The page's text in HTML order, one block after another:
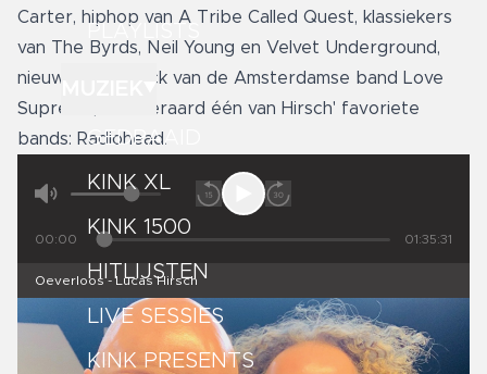
PLAYLISTS
GEDRAAID
KINK XL
KINK 1500
HITLIJSTEN
LIVE SESSIES
KINK PRESENTS
Carter, hiphop van A Tribe Called Quest, klassiekers
van The Byrds, Neil Young en Velvet Underground,
nieuwe gitaarrock van de Amsterdamse band Love
Supreme, en uiteraard één van Hirsch' favoriete
bands: Radiohead.
00:00 01:35:31
Oeverloos - Lucas Hirsch